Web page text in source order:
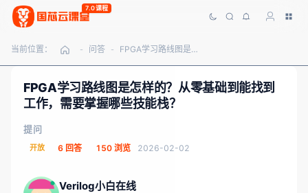
7.0课程
当前位置： - 问答 - FPGA学习路线图是怎样的？从零基础到能找到工作，需要掌握哪些技能栈？
FPGA学习路线图是怎样的？从零基础到能找到
工作，需要掌握哪些技能栈？
提问
开放 6 回答 150 浏览 2026-02-02
Verilog小白在线